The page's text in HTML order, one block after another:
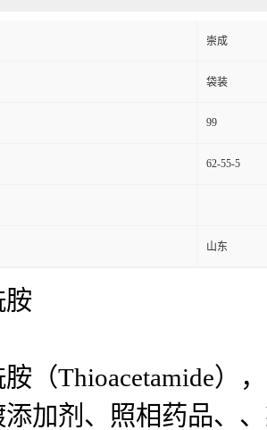
崇成
袋装
99
62-55-5
山东
胺
（Thioacetamide）
加剂、照相药品、